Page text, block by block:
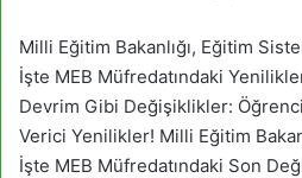
Milli Eğitim Bakanlığı, Eğitim
İşte MEB Müfredatındaki
Devrim Gibi Değişiklikler:
Verici Yenilikler! Milli Eğitim
İşte MEB Müfredatındaki Son